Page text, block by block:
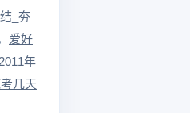
_夯
爱好
2011年
几天